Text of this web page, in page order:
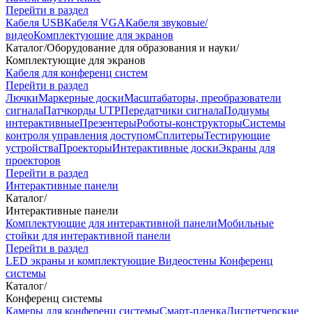
Перейти в раздел
Кабеля USBКабеля VGAКабеля звуковые/
видеоКомплектующие для экранов
Каталог/Оборудование для образования и науки/
Комплектующие для экранов
Кабеля для конференц систем
Перейти в раздел
ЛючкиМаркерные доскиМасштабаторы, преобразователи
сигналаПатчкорды UTPПередатчики сигналаПодиумы
интерактивныеПрезентерыРоботы-конструкторыСистемы
контроля управления доступомСплитерыТестирующие
устройстваПроекторыИнтерактивные доскиЭкраны для
проекторов
Перейти в раздел
Интерактивные панели
Каталог/
Интерактивные панели
Комплектующие для интерактивной панелиМобильные
стойки для интерактивной панели
Перейти в раздел
LED экраны и комплектующие Видеостены Конференц
системы
Каталог/
Конференц системы
Камеры для конференц системыCмарт-пленкаДиспетчерские